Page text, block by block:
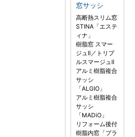
窓サッシ
高断熱スリム窓
STINA「エステ
ィナ」
樹脂窓 スマー
ジュII／トリプ
ルスマージュII
アルミ樹脂複合
サッシ
「ALGIO」
アルミ樹脂複合
サッシ
「MADiO」
リフォーム後付
樹脂内窓「プラ